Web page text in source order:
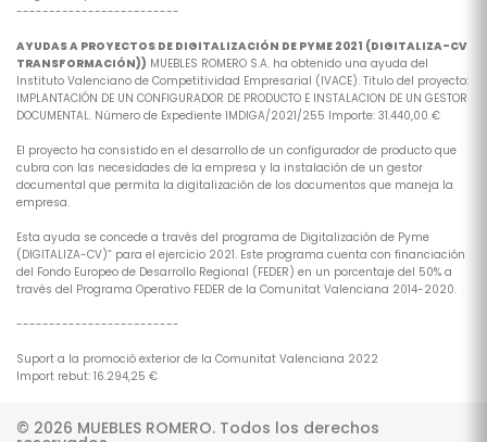
-------------------------
AYUDAS A PROYECTOS DE DIGITALIZACIÓN DE PYME 2021 (DIGITALIZA-CV
TRANSFORMACIÓN)) MUEBLES ROMERO S.A. ha obtenido una ayuda del
Instituto Valenciano de Competitividad Empresarial (IVACE). Titulo del proyecto:
IMPLANTACIÓN DE UN CONFIGURADOR DE PRODUCTO E INSTALACION DE UN GESTOR
DOCUMENTAL. Número de Expediente IMDIGA/2021/255 Importe: 31.440,00 €
El proyecto ha consistido en el desarrollo de un configurador de producto que
cubra con las necesidades de la empresa y la instalación de un gestor
documental que permita la digitalización de los documentos que maneja la
empresa.
Esta ayuda se concede a través del programa de Digitalización de Pyme
(DIGITALIZA-CV)” para el ejercicio 2021. Este programa cuenta con financiación
del Fondo Europeo de Desarrollo Regional (FEDER) en un porcentaje del 50% a
través del Programa Operativo FEDER de la Comunitat Valenciana 2014-2020.
-------------------------
Suport a la promoció exterior de la Comunitat Valenciana 2022
Import rebut: 16.294,25 €
© 2026 MUEBLES ROMERO. Todos los derechos